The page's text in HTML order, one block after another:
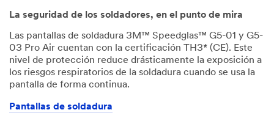
La seguridad de los soldadores, en el punto de mira
Las pantallas de soldadura 3M™ Speedglas™ G5-01 y G5-
03 Pro Air cuentan con la certificación TH3* (CE). Este
nivel de protección reduce drásticamente la exposición a
los riesgos respiratorios de la soldadura cuando se usa la
pantalla de forma continua.
Pantallas de soldadura